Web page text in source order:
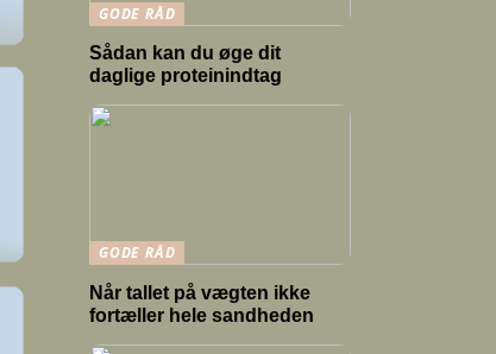
GODE RÅD
Sådan kan du øge dit
daglige proteinindtag
GODE RÅD
Når tallet på vægten ikke
fortæller hele sandheden